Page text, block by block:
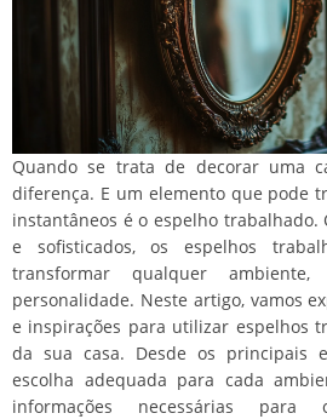
Quando se trata de decorar uma
diferença. E um elemento que pode
instantâneos é o espelho trabalhado.
e sofisticados, os espelhos
transformar qualquer
personalidade. Neste artigo, vamos
e inspirações para utilizar espelhos
da sua casa. Desde os principais
escolha adequada para cada
informações necessárias para